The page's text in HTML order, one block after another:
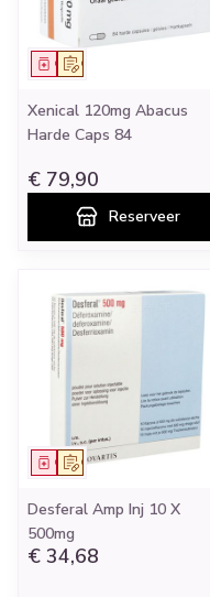
Op voorschrift
Geneesmiddel
Xenical 120mg Abacus
Harde Caps 84
€ 79,90
Reserveer
Op voorschrift
Geneesmiddel
Desferal Amp Inj 10 X
500mg
€ 34,68